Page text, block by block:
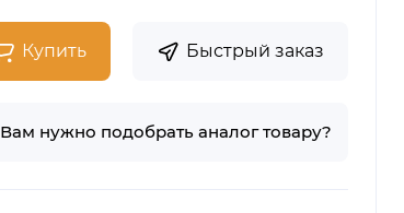
Купить Быстрый заказ
Вам нужно подобрать аналог товару?